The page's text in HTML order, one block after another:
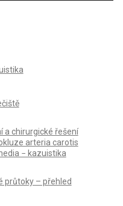
a chirurgické řešení
arteria carotis
− kazuistika
průtoky – přehled